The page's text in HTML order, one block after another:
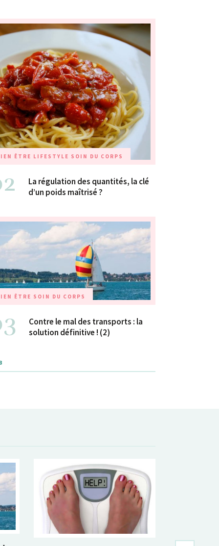
ÊTRE LIFESTYLE SOIN DU CORPS
La régulation des quantités, la clé
d’un poids maîtrisé ?
ÊTRE SOIN DU CORPS
Contre le mal des transports : la
solution définitive ! (2)